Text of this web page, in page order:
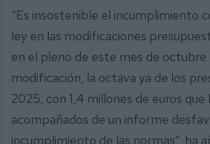
“Es insostenible el incumplimiento
ley en las modificaciones
en el pleno de este mes de
modificación, la octava ya de los
2025, con 1,4 millones de euros que
acompañados de un informe
incumplimiento de las normas”, ha